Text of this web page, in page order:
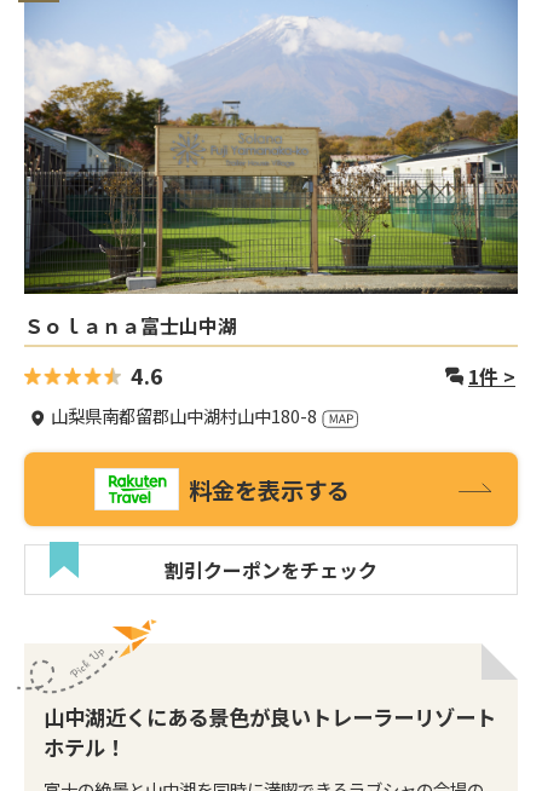
Ｓｏｌａｎａ富士山中湖
4.6 1件 >
山梨県南都留郡山中湖村山中180-8
料金を表示する
割引クーポンをチェック
山中湖近くにある景色が良いトレーラーリゾート
ホテル！